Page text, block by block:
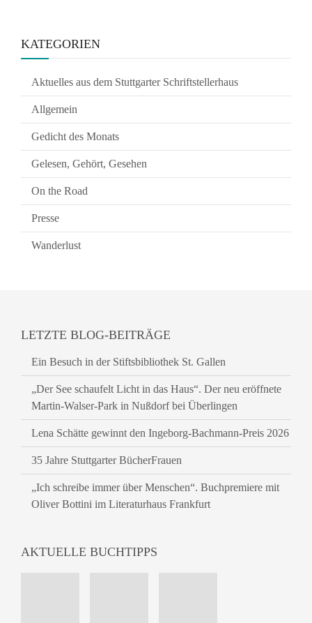
KATEGORIEN
Aktuelles aus dem Stuttgarter Schriftstellerhaus
Allgemein
Gedicht des Monats
Gelesen, Gehört, Gesehen
On the Road
Presse
Wanderlust
LETZTE BLOG-BEITRÄGE
Ein Besuch in der Stiftsbibliothek St. Gallen
„Der See schaufelt Licht in das Haus“. Der neu eröffnete
Martin-Walser-Park in Nußdorf bei Überlingen
Lena Schätte gewinnt den Ingeborg-Bachmann-Preis 2026
35 Jahre Stuttgarter BücherFrauen
„Ich schreibe immer über Menschen“. Buchpremiere mit
Oliver Bottini im Literaturhaus Frankfurt
AKTUELLE BUCHTIPPS